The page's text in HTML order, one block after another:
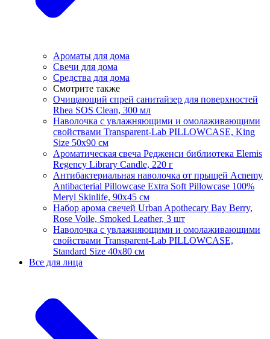
Ароматы для дома
Свечи для дома
Средства для дома
Смотрите также
Очищающий спрей санитайзер для поверхностей
Rhea SOS Clean, 300 мл
Наволочка с увлажняющими и омолаживающими
свойствами Transparent-Lab PILLOWCASE, King
Size 50x90 см
Ароматическая свеча Редженси библиотека Elemis
Regency Library Candle, 220 г
Антибактериальная наволочка от прыщей Acnemy
Antibacterial Pillowcase Extra Soft Pillowcase 100%
Meryl Skinlife, 90х45 см
Набор арома свечей Urban Apothecary Bay Berry,
Rose Voile, Smoked Leather, 3 шт
Наволочка с увлажняющими и омолаживающими
свойствами Transparent-Lab PILLOWCASE,
Standard Size 40x80 см
Все для лица